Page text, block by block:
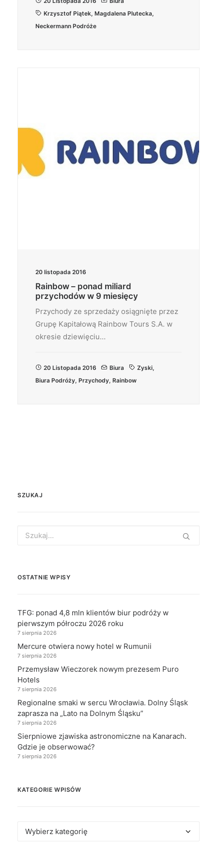
Krzysztof Piątek, Magdalena Plutecka,
Neckermann Podróże
20 listopada 2016
Rainbow – ponad miliard
przychodów w 9 miesięcy
Przychody ze sprzedaży osiągnięte przez
Grupę Kapitałową Rainbow Tours S.A. w
okresie dziewięciu…
20 Listopada 2016 Biura Zyski,
Biura Podróży, Przychody, Rainbow
SZUKAJ
for:
OSTATNIE WPISY
TFG: ponad 4,8 mln klientów biur podróży w
pierwszym półroczu 2026 roku
7 sierpnia 2026
Mercure otwiera nowy hotel w Rumunii
7 sierpnia 2026
Przemysław Wieczorek nowym prezesem Puro
Hotels
7 sierpnia 2026
Regionalne smaki w sercu Wrocławia. Dolny Śląsk
zaprasza na „Lato na Dolnym Śląsku”
7 sierpnia 2026
Sierpniowe zjawiska astronomiczne na Kanarach.
Gdzie je obserwować?
7 sierpnia 2026
KATEGORIE WPISÓW
Kategorie